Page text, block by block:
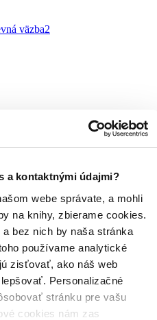
a kontaktnými údajmi?
webe správate, a mohli
na knihy, zbierame cookies.
bez nich by naša stránka
používame analytické
zisťovať, ako náš web
Personalizačné
stránku pre vašu
cookies nám zas
väzba2